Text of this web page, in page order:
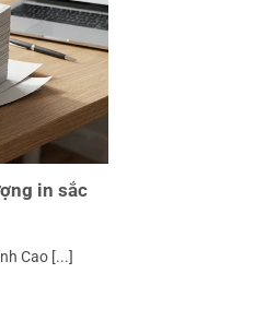
in sắc
Cao [...]